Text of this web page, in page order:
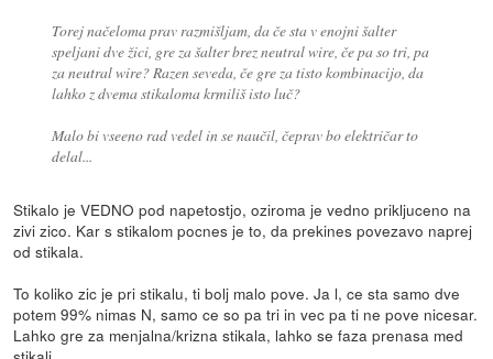
Torej načeloma prav razmišljam, da če sta v enojni šalter
speljani dve žici, gre za šalter brez neutral wire, če pa so tri, pa
za neutral wire? Razen seveda, če gre za tisto kombinacijo, da
lahko z dvema stikaloma krmiliš isto luč?
Malo bi vseeno rad vedel in se naučil, čeprav bo električar to
delal...
Stikalo je VEDNO pod napetostjo, oziroma je vedno prikljuceno na
zivi zico. Kar s stikalom pocnes je to, da prekines povezavo naprej
od stikala.
To koliko zic je pri stikalu, ti bolj malo pove. Ja l, ce sta samo dve
potem 99% nimas N, samo ce so pa tri in vec pa ti ne pove nicesar.
Lahko gre za menjalna/krizna stikala, lahko se faza prenasa med